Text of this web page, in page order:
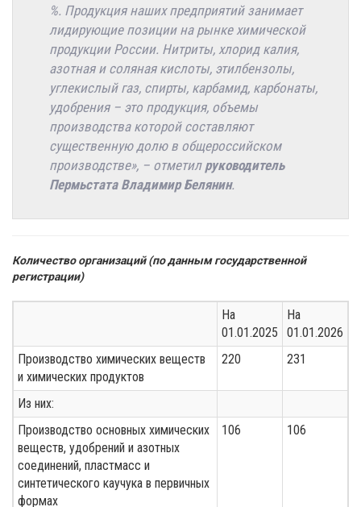
%. Продукция наших предприятий занимает
лидирующие позиции на рынке химической
продукции России. Нитриты, хлорид калия,
азотная и соляная кислоты, этилбензолы,
углекислый газ, спирты, карбамид, карбонаты,
удобрения – это продукция, объемы
производства которой составляют
существенную долю в общероссийском
производстве», – отметил руководитель
Пермьстата Владимир Белянин.
Количество организаций (по данным государственной
регистрации)
На
01.01.2025
На
01.01.2026
Производство химических веществ
и химических продуктов
220 231
Из них:
Производство основных химических
веществ, удобрений и азотных
соединений, пластмасс и
синтетического каучука в первичных
формах
106 106